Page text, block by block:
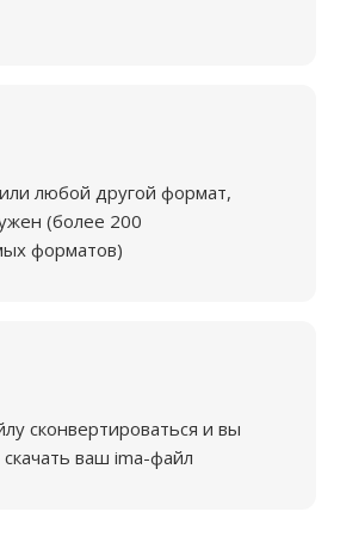
любой другой формат,
(более 200
форматов)
сконвертироваться и вы
ваш ima-файл